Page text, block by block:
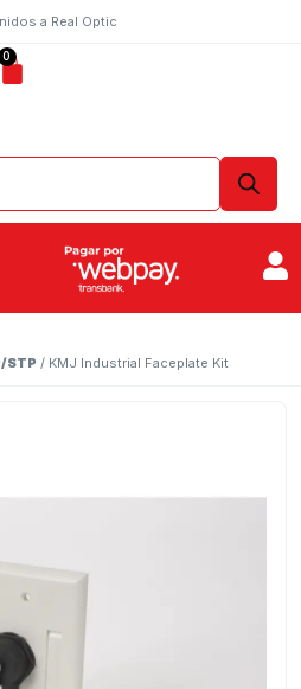
a Real Optic
0
STP / KMJ Industrial Faceplate Kit